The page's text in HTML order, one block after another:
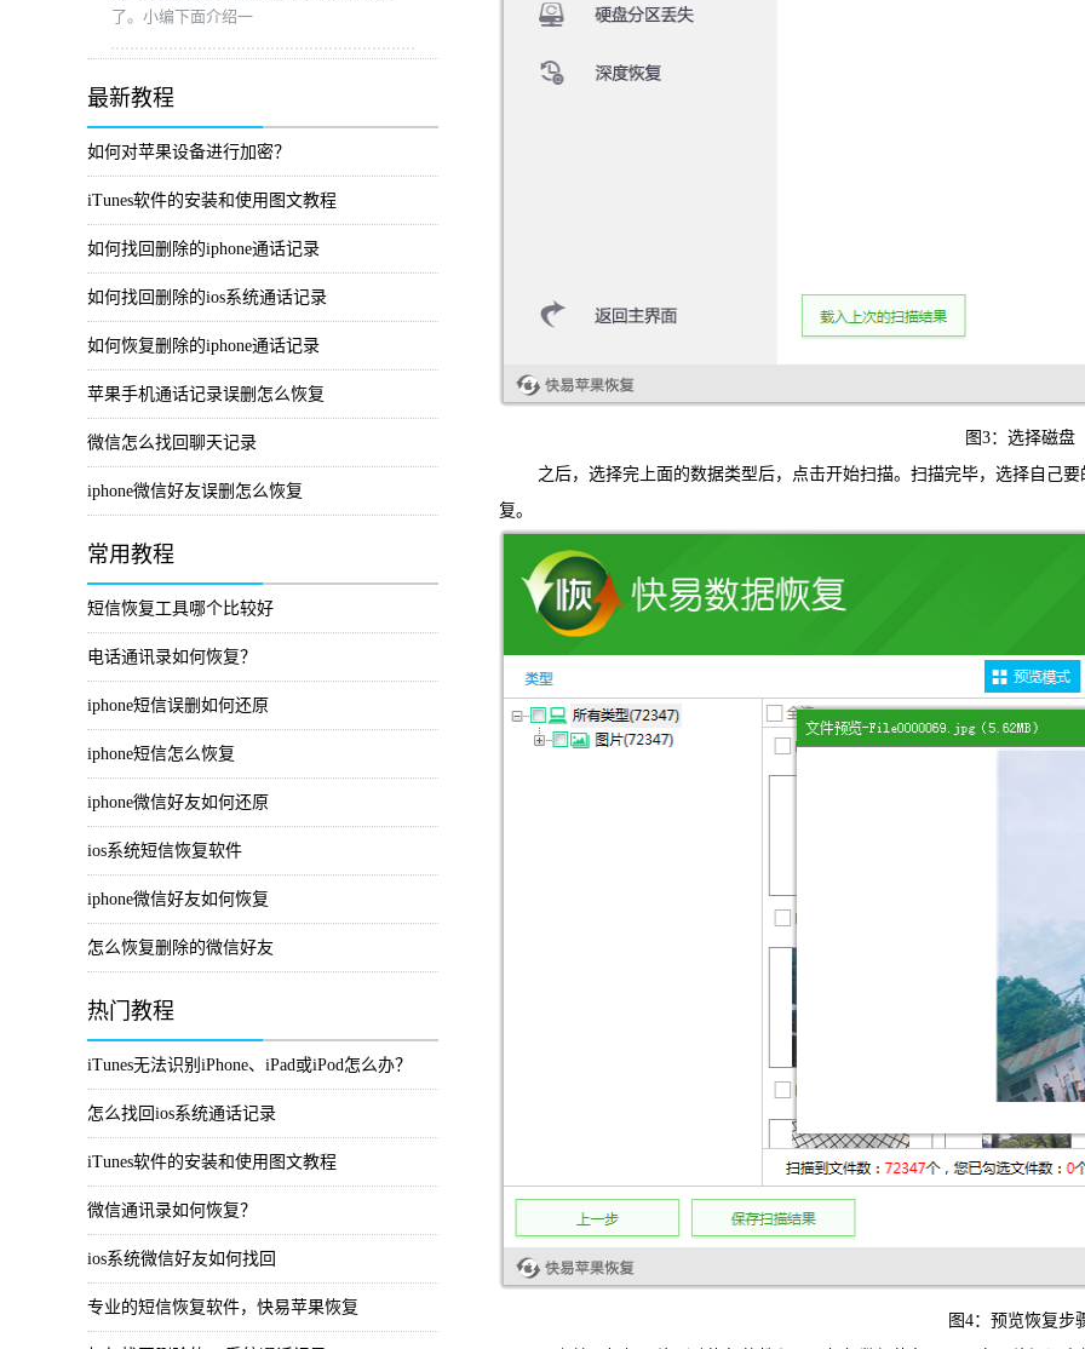
了。小编下面介绍一
最新教程
如何对苹果设备进行加密？
iTunes软件的安装和使用图文教程
如何找回删除的iphone通话记录
如何找回删除的ios系统通话记录
如何恢复删除的iphone通话记录
苹果手机通话记录误删怎么恢复
微信怎么找回聊天记录
iphone微信好友误删怎么恢复
常用教程
短信恢复工具哪个比较好
电话通讯录如何恢复？
iphone短信误删如何还原
iphone短信怎么恢复
iphone微信好友如何还原
ios系统短信恢复软件
iphone微信好友如何恢复
怎么恢复删除的微信好友
热门教程
iTunes无法识别iPhone、iPad或iPod怎么办？
怎么找回ios系统通话记录
iTunes软件的安装和使用图文教程
微信通讯录如何恢复？
ios系统微信好友如何找回
专业的短信恢复软件，快易苹果恢复
图3：选择磁盘
之后，选择完上面的数据类型后，点击开始扫描。扫描完毕，选择自己要
复。
图4：预览恢复步